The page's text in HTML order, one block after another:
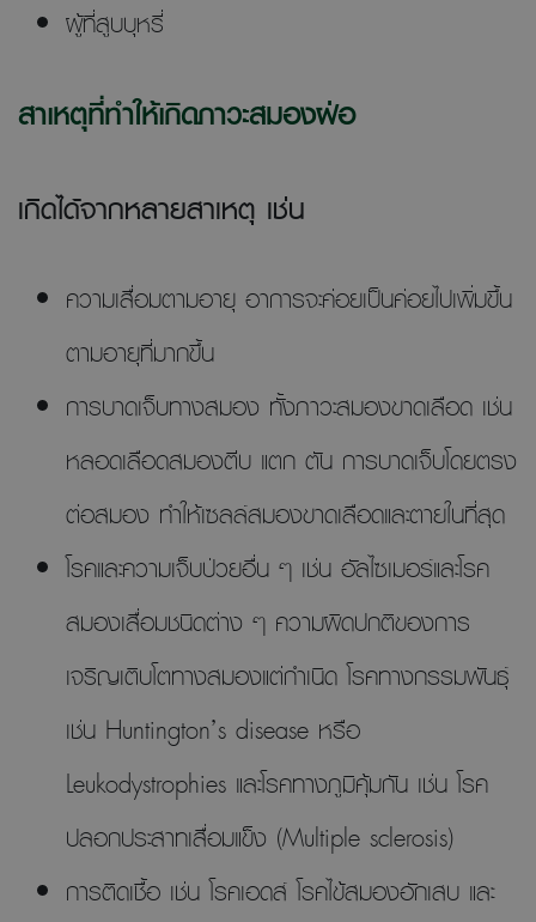
ผู้ที่สูบบุหรี่
สาเหตุที่ทำให้เกิดภาวะสมองฝ่อ
เกิดได้จากหลายสาเหตุ เช่น
ความเสื่อมตามอายุ อาการจะค่อยเป็นค่อยไปเพิ่มขึ้น
ตามอายุที่มากขึ้น
การบาดเจ็บทางสมอง ทั้งภาวะสมองขาดเลือด เช่น
หลอดเลือดสมองตีบ แตก ตัน การบาดเจ็บโดยตรง
ต่อสมอง ทำให้เซลล์สมองขาดเลือดและตายในที่สุด
โรคและความเจ็บป่วยอื่น ๆ เช่น อัลไซเมอร์และโรค
สมองเสื่อมชนิดต่าง ๆ ความผิดปกติของการ
เจริญเติบโตทางสมองแต่กำเนิด โรคทางกรรมพันธุ์
เช่น Huntington’s disease หรือ
Leukodystrophies และโรคทางภูมิคุ้มกัน เช่น โรค
ปลอกประสาทเสื่อมแข็ง (Multiple sclerosis)
การติดเชื้อ เช่น โรคเอดส์ โรคไข้สมองอักเสบ และ